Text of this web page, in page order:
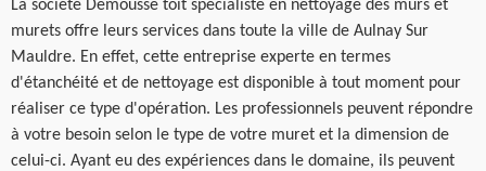
La société Demousse toit spécialiste en nettoyage des murs et
murets offre leurs services dans toute la ville de Aulnay Sur
Mauldre. En effet, cette entreprise experte en termes
d'étanchéité et de nettoyage est disponible à tout moment pour
réaliser ce type d'opération. Les professionnels peuvent répondre
à votre besoin selon le type de votre muret et la dimension de
celui-ci. Ayant eu des expériences dans le domaine, ils peuvent